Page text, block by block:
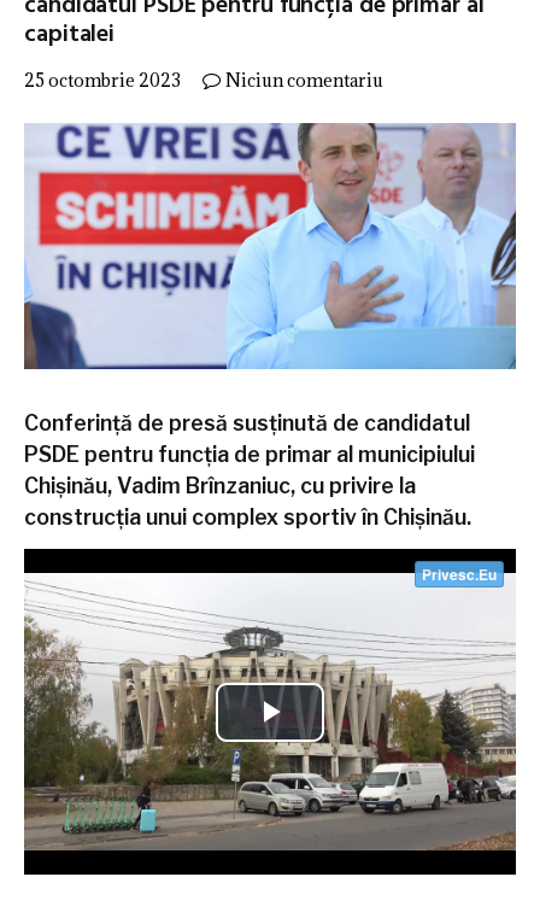
capitalei
25 octombrie 2023 Niciun comentariu
Conferință de presă susținută de candidatul
PSDE pentru funcția de primar al municipiului
Chișinău, Vadim Brînzaniuc, cu privire la
construcția unui complex sportiv în Chișinău.